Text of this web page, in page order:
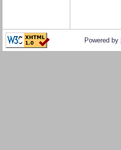
Powered by